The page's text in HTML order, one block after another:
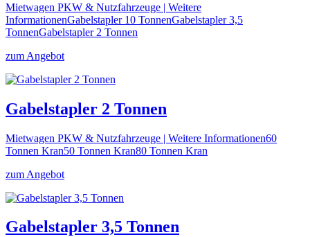
Mietwagen PKW & Nutzfahrzeuge | Weitere
InformationenGabelstapler 10 TonnenGabelstapler 3,5
TonnenGabelstapler 2 Tonnen
zum Angebot
Gabelstapler 2 Tonnen
Mietwagen PKW & Nutzfahrzeuge | Weitere Informationen60
Tonnen Kran50 Tonnen Kran80 Tonnen Kran
zum Angebot
Gabelstapler 3,5 Tonnen